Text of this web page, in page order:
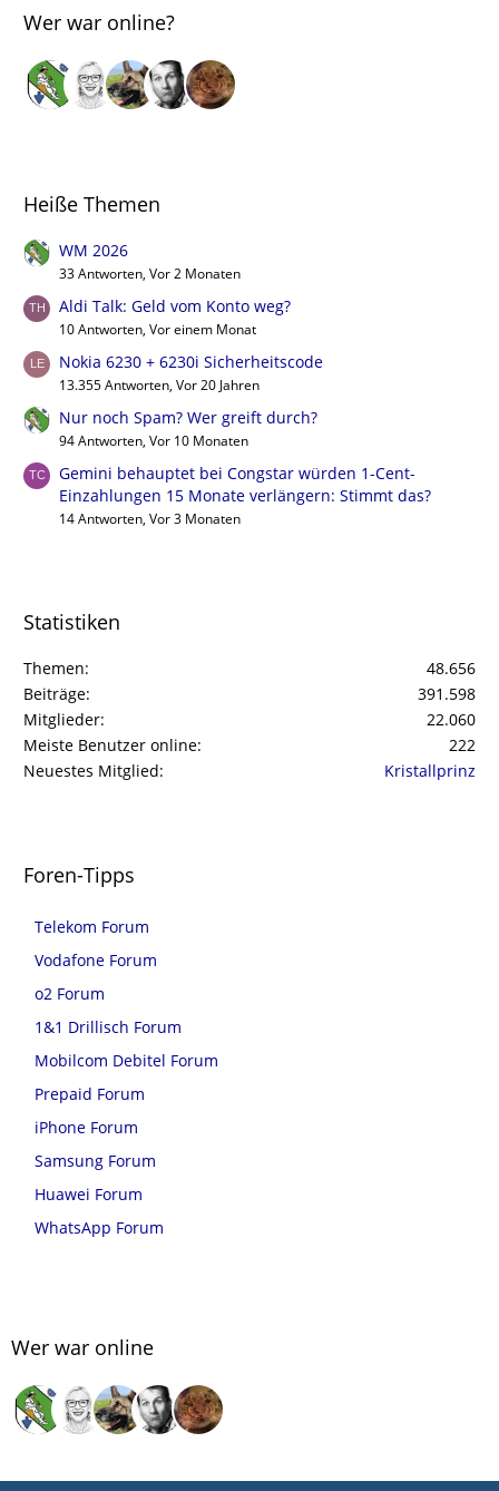
Wer war online?
Heiße Themen
WM 2026
33 Antworten, Vor 2 Monaten
Aldi Talk: Geld vom Konto weg?
10 Antworten, Vor einem Monat
Nokia 6230 + 6230i Sicherheitscode
13.355 Antworten, Vor 20 Jahren
Nur noch Spam? Wer greift durch?
94 Antworten, Vor 10 Monaten
Gemini behauptet bei Congstar würden 1-Cent-
Einzahlungen 15 Monate verlängern: Stimmt das?
14 Antworten, Vor 3 Monaten
Statistiken
Themen
48.656
Beiträge
391.598
Mitglieder
22.060
Meiste Benutzer online
222
Neuestes Mitglied
Kristallprinz
Foren-Tipps
Telekom Forum
Vodafone Forum
o2 Forum
1&1 Drillisch Forum
Mobilcom Debitel Forum
Prepaid Forum
iPhone Forum
Samsung Forum
Huawei Forum
WhatsApp Forum
Wer war online